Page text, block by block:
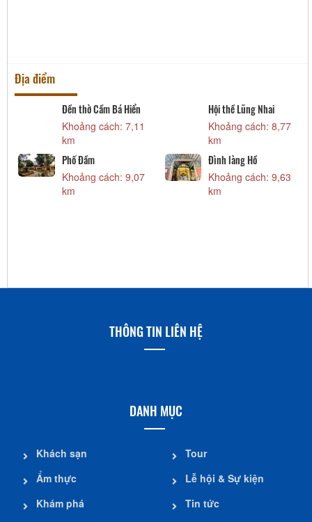
Địa điểm
Đền thờ Cầm Bá Hiển
Khoảng cách: 7,11
km
Hội thề Lũng Nhai
Khoảng cách: 8,77
km
Phố Đầm
Khoảng cách: 9,07
km
Đình làng Hồ
Khoảng cách: 9,63
km
THÔNG TIN LIÊN HỆ
DANH MỤC
Khách sạn
Ẩm thực
Khám phá
Tour
Lễ hội & Sự kiện
Tin tức